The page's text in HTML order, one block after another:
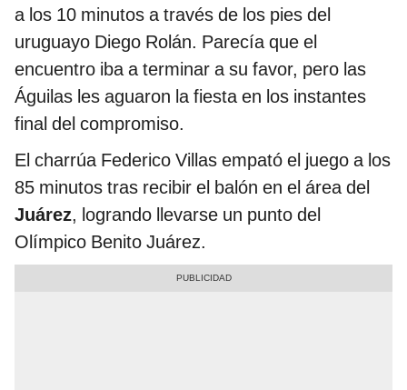
a los 10 minutos a través de los pies del
uruguayo Diego Rolán. Parecía que el
encuentro iba a terminar a su favor, pero las
Águilas les aguaron la fiesta en los instantes
final del compromiso.
El charrúa Federico Villas empató el juego a los
85 minutos tras recibir el balón en el área del
Juárez, logrando llevarse un punto del
Olímpico Benito Juárez.